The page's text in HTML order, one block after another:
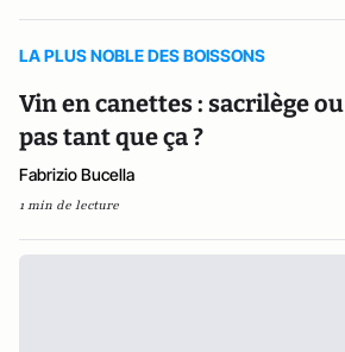
LA PLUS NOBLE DES BOISSONS
Vin en canettes : sacrilège ou
pas tant que ça ?
Fabrizio Bucella
1 min de lecture